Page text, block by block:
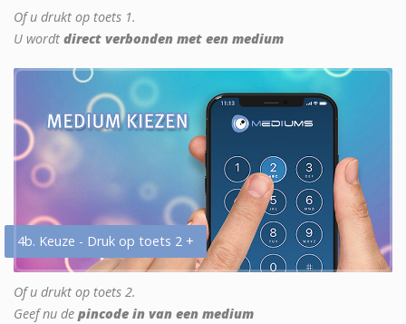
Of u drukt op toets 1.
U wordt direct verbonden met een medium
4b. Keuze - Druk op toets 2 +
Of u drukt op toets 2.
Geef nu de pincode in van een medium